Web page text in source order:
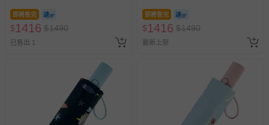
即將售完
$1416 $1490
已售出 1
即將售完
$1416 $1490
最新上架